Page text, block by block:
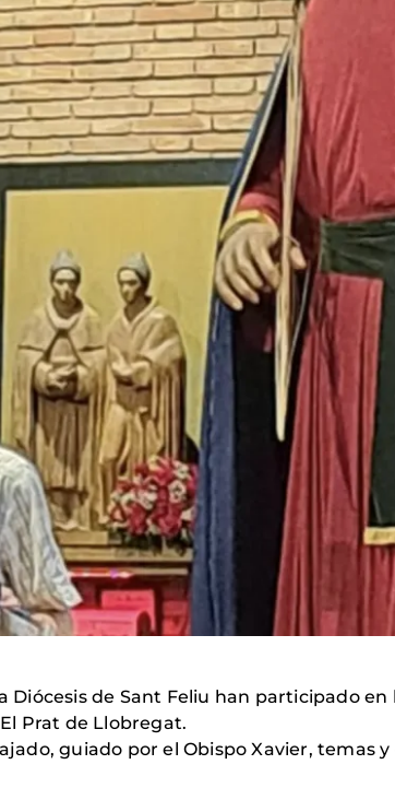
de Sant Feliu han participado en
Prat de Llobregat.
guiado por el Obispo Xavier, temas